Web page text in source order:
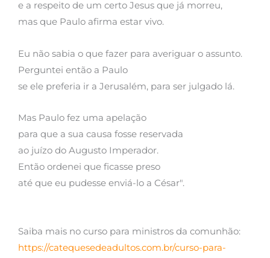
e a respeito de um certo Jesus que já morreu,
mas que Paulo afirma estar vivo.
Eu não sabia o que fazer para averiguar o assunto.
Perguntei então a Paulo
se ele preferia ir a Jerusalém, para ser julgado lá.
Mas Paulo fez uma apelação
para que a sua causa fosse reservada
ao juízo do Augusto Imperador.
Então ordenei que ficasse preso
até que eu pudesse enviá-lo a César".
Saiba mais no curso para ministros da comunhão:
https://catequesedeadultos.com.br/curso-para-